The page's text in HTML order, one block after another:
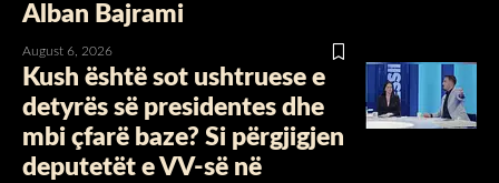
Alban Bajrami
August 6, 2026
Kush është sot ushtruese e
detyrës së presidentes dhe
mbi çfarë baze? Si përgjigjen
deputetët e VV-së në